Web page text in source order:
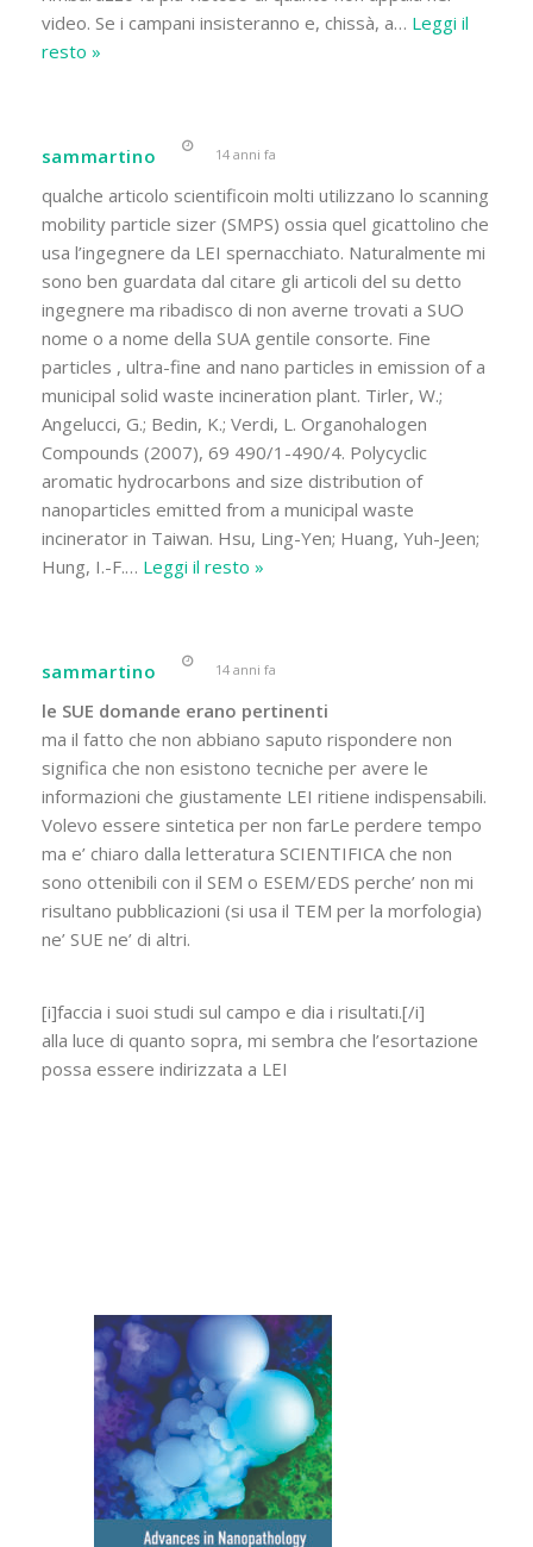
video. Se i campani insisteranno e, chissà, a… Leggi il
resto »
sammartino 14 anni fa
qualche articolo scientificoin molti utilizzano lo scanning
mobility particle sizer (SMPS) ossia quel gicattolino che
usa l’ingegnere da LEI spernacchiato. Naturalmente mi
sono ben guardata dal citare gli articoli del su detto
ingegnere ma ribadisco di non averne trovati a SUO
nome o a nome della SUA gentile consorte. Fine
particles , ultra-fine and nano particles in emission of a
municipal solid waste incineration plant. Tirler, W.;
Angelucci, G.; Bedin, K.; Verdi, L. Organohalogen
Compounds (2007), 69 490/1-490/4. Polycyclic
aromatic hydrocarbons and size distribution of
nanoparticles emitted from a municipal waste
incinerator in Taiwan. Hsu, Ling-Yen; Huang, Yuh-Jeen;
Hung, I.-F.… Leggi il resto »
sammartino 14 anni fa
le SUE domande erano pertinenti
ma il fatto che non abbiano saputo rispondere non
significa che non esistono tecniche per avere le
informazioni che giustamente LEI ritiene indispensabili.
Volevo essere sintetica per non farLe perdere tempo
ma e’ chiaro dalla letteratura SCIENTIFICA che non
sono ottenibili con il SEM o ESEM/EDS perche’ non mi
risultano pubblicazioni (si usa il TEM per la morfologia)
ne’ SUE ne’ di altri.
[i]faccia i suoi studi sul campo e dia i risultati.[/i]
alla luce di quanto sopra, mi sembra che l’esortazione
possa essere indirizzata a LEI